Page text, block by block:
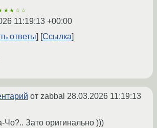
11:19:13 +00:00
ответы
Ссылка
от zabbal 28.03.2026 11:19:13
Чо?.. Зато оригинально )))